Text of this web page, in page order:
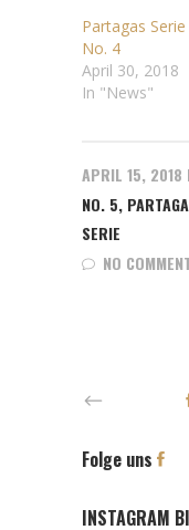
Partagas
No. 4
April 30, 2018
In "News"
APRIL 15, 2018
NO. 5,
SERIE
NO
Folge uns
INSTAGRAM